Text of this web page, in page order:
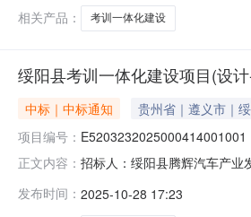
相关产品：
考训一体化建设
绥阳县考训一体化建设项目(设
中标｜中标通知 贵州省｜遵义市｜
项目编号： E5203232025000414001001
正文内容： 招标人：绥阳县腾辉汽车产业
中交建筑集团第二工程有限
发布时间： 2025-10-28 17:23